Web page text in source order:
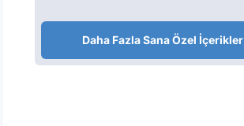
Daha Fazla Sana Özel İçerikler